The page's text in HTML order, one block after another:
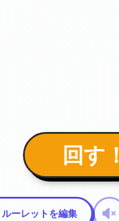
回す！
ルーレットを編集